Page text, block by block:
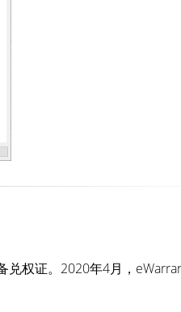
权证。2020年4月，